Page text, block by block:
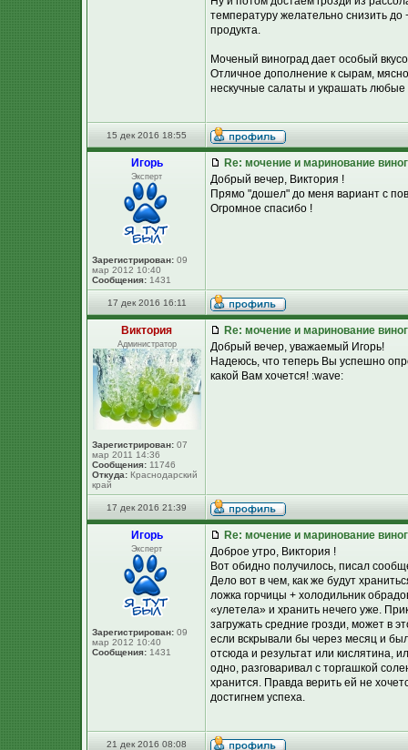
температуру желательно снизить
продукта.
Моченый виноград дает особый
Отличное дополнение к сырам,
нескучные салаты и украшать
15 дек 2016 18:55
Игорь
Эксперт
Зарегистрирован: 09
мар 2012 10:40
Сообщения: 1431
Re: мочение и маринование
Добрый вечер, Виктория !
Прямо "дошел" до меня вариант с
Огромное спасибо !
17 дек 2016 16:11
Виктория
Администратор
Зарегистрирован: 07
мар 2011 14:36
Сообщения: 11746
Откуда: Краснодарский
край
Re: мочение и маринование
Добрый вечер, уважаемый Игорь!
Надеюсь, что теперь Вы успешно
какой Вам хочется! :wave:
17 дек 2016 21:39
Игорь
Эксперт
Зарегистрирован: 09
мар 2012 10:40
Сообщения: 1431
Re: мочение и маринование
Доброе утро, Виктория !
Вот обидно получилось, писал
Дело вот в чем, как же будут
ложка горчицы + холодильник
«улетела» и хранить нечего уже.
загружать средние грозди, может в
если вскрывали бы через месяц и
отсюда и результат или кислятина,
одно, разговаривал с торгашкой
хранится. Правда верить ей не
достигнем успеха.
21 дек 2016 08:08